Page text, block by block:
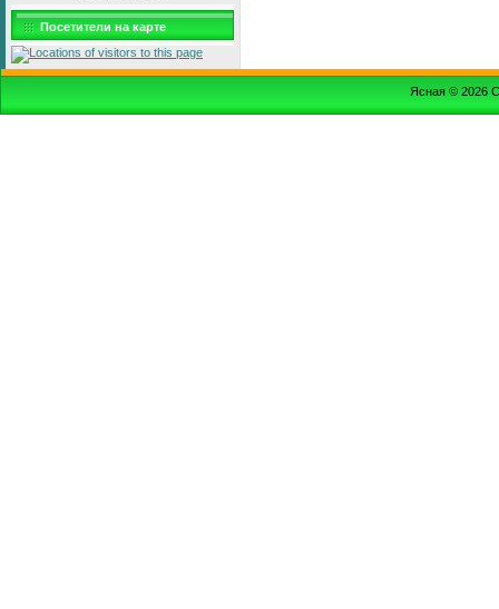
Посетители на карте
Ясная © 2026